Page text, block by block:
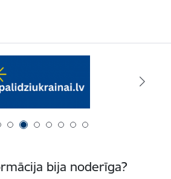
bija noderīga?